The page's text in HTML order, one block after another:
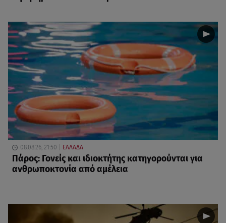
08.08.26, 21:50 ΕΛΛΑΔΑ
Πάρος: Γονείς και ιδιοκτήτης κατηγορούνται για
ανθρωποκτονία από αμέλεια